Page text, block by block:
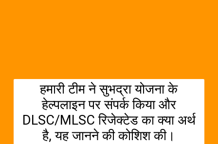
हमारी टीम ने सुभद्रा योजना के
हेल्पलाइन पर संपर्क किया और
DLSC/MLSC रिजेक्टेड का क्या अर्थ
है, यह जानने की कोशिश की।